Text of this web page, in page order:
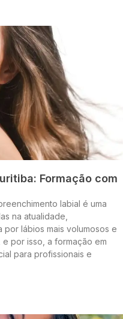
Formação com
labial é uma
na atualidade,
por lábios mais volumosos e
por isso, a formação em
para profissionais e